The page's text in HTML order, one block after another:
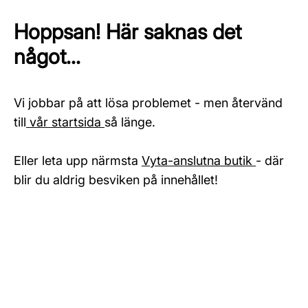
Hoppsan! Här saknas det
något...
Vi jobbar på att lösa problemet - men återvänd
till vår startsida så länge.
Eller leta upp närmsta Vyta-anslutna butik - där
blir du aldrig besviken på innehållet!